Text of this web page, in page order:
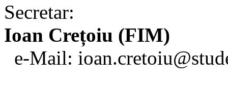
Secretar:
Ioan Crețoiu (FIM)
e-Mail: